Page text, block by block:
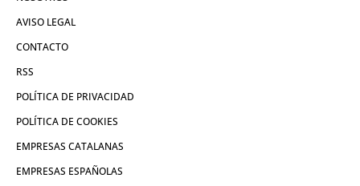
AVISO LEGAL
CONTACTO
RSS
POLÍTICA DE PRIVACIDAD
POLÍTICA DE COOKIES
EMPRESAS CATALANAS
EMPRESAS ESPAÑOLAS